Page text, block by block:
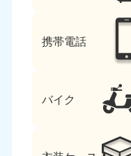
携帯電話
バイク